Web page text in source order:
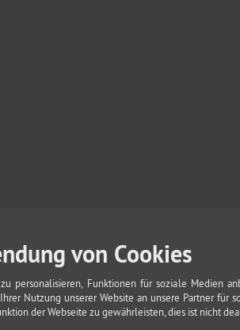
von Cookies
personalisieren, Funktionen für soziale Medien
Nutzung unserer Website an unsere Partner für
der Webseite zu gewährleisten, dies ist nicht